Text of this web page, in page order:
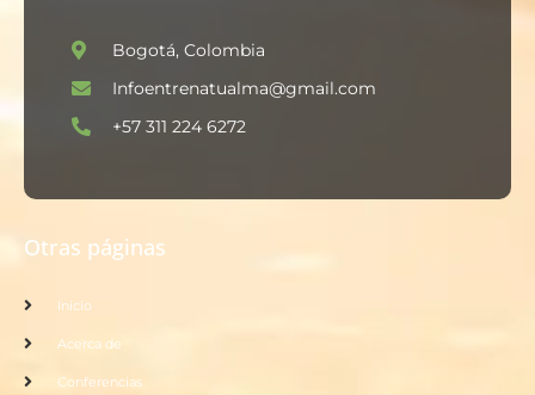
Bogotá, Colombia
Infoentrenatualma@gmail.com
+57 311 224 6272
Otras páginas
Inicio
Acerca de
Conferencias